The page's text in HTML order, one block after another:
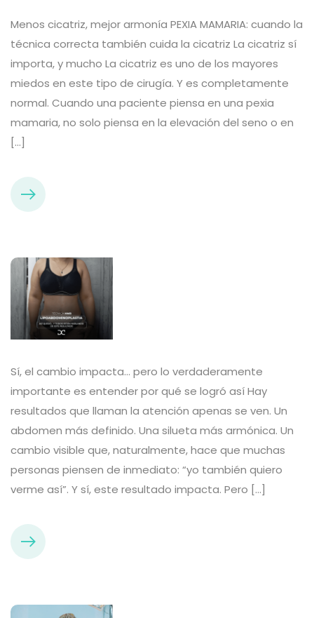
Menos cicatriz, mejor armonía PEXIA MAMARIA: cuando la
técnica correcta también cuida la cicatriz La cicatriz sí
importa, y mucho La cicatriz es uno de los mayores
miedos en este tipo de cirugía. Y es completamente
normal. Cuando una paciente piensa en una pexia
mamaria, no solo piensa en la elevación del seno o en
[…]
Sí, el cambio impacta… pero lo verdaderamente
importante es entender por qué se logró así Hay
resultados que llaman la atención apenas se ven. Un
abdomen más definido. Una silueta más armónica. Un
cambio visible que, naturalmente, hace que muchas
personas piensen de inmediato: “yo también quiero
verme así”. Y sí, este resultado impacta. Pero […]